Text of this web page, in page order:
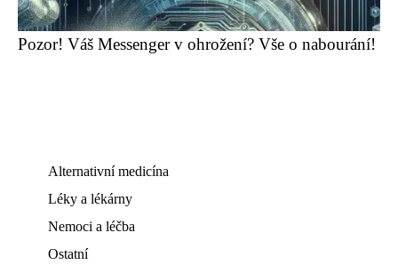
Pozor! Váš Messenger v ohrožení? Vše o nabourání!
Alternativní medicína
Léky a lékárny
Nemoci a léčba
Ostatní